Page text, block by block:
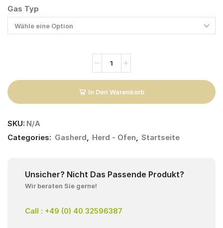
Gas Typ
In Den Warenkorb
SKU: N/A
Categories: Gasherd , Herd - Ofen, Startseite
Unsicher? Nicht Das Passende Produkt?
Wir beraten Sie gerne!
Call : +49 (0) 40 32596387